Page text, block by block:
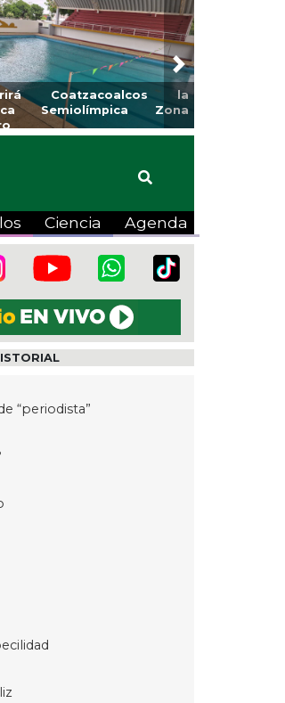
Coatzacoalcos la
Semiolímpica Zona
Next
Ciencia Agenda
“periodista”